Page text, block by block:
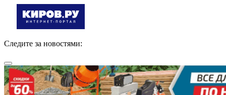
Следите за новостями: